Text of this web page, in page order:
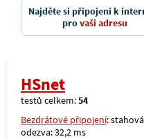
Najděte si připojení k
provaši adresu
HSnet
testů celkem:54
Bezdrátové připojení:
odezva: 32,2 ms